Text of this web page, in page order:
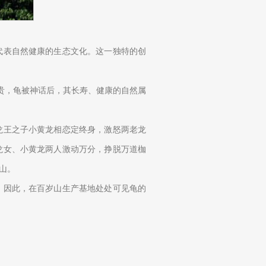
自然健康的生态文化。这一独特的创
，龟被神话后，其长寿、健康的自然属
之子小黄龙相恋定终身，激怒两老龙
、小黄龙两人激动万分，挣脱万道枷
。
此，在百岁山生产基地处处可见龟的